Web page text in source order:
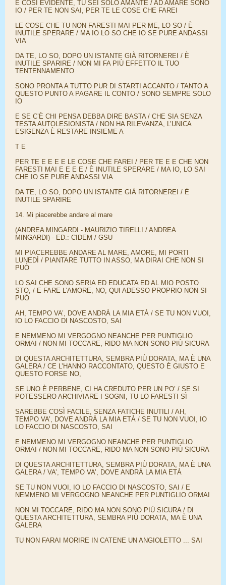
È COSÌ EVIDENTE, TU SEI SOLO AMANTE / AD AMARE SONO
IO / PER TE NON SAI, PER TE LE COSE CHE FAREI
LE COSE CHE TU NON FARESTI MAI PER ME, LO SO / È
INUTILE SPERARE / MA IO LO SO CHE IO SE PURE ANDASSI
VIA
DA TE, LO SO, DOPO UN ISTANTE GIÀ RITORNEREI / È
INUTILE SPARIRE / NON MI FA PIÙ EFFETTO IL TUO
TENTENNAMENTO
SONO PRONTA A TUTTO PUR DI STARTI ACCANTO / TANTO A
QUESTO PUNTO A PAGARE IL CONTO / SONO SEMPRE SOLO
IO
E SE C’È CHI PENSA DEBBA DIRE BASTA / CHE SIA SENZA
TESTA AUTOLESIONISTA / NON HA RILEVANZA, L’UNICA
ESIGENZA È RESTARE INSIEME A
T E
PER TE E E E E LE COSE CHE FAREI / PER TE E E CHE NON
FARESTI MAI E E E E / È INUTILE SPERARE / MA IO, LO SAI
CHE IO SE PURE ANDASSI VIA
DA TE, LO SO, DOPO UN ISTANTE GIÀ RITORNEREI / È
INUTILE SPARIRE
14. Mi piacerebbe andare al mare
(ANDREA MINGARDI - MAURIZIO TIRELLI / ANDREA
MINGARDI) - ED.: CIDEM / GSU
MI PIACEREBBE ANDARE AL MARE, AMORE, MI PORTI
LUNEDÌ / PIANTARE TUTTO IN ASSO, MA DIRAI CHE NON SI
PUÒ
LO SAI CHE SONO SERIA ED EDUCATA ED AL MIO POSTO
STO, / E FARE L’AMORE, NO, QUI ADESSO PROPRIO NON SI
PUÒ
AH, TEMPO VA’, DOVE ANDRÀ LA MIA ETÀ / SE TU NON VUOI,
IO LO FACCIO DI NASCOSTO, SAI
E NEMMENO MI VERGOGNO NEANCHE PER PUNTIGLIO
ORMAI / NON MI TOCCARE, RIDO MA NON SONO PIÙ SICURA
DI QUESTA ARCHITETTURA, SEMBRA PIÙ DORATA, MA È UNA
GALERA / CE L’HANNO RACCONTATO, QUESTO È GIUSTO E
QUESTO FORSE NO,
SE UNO È PERBENE, CI HA CREDUTO PER UN PO’ / SE SI
POTESSERO ARCHIVIARE I SOGNI, TU LO FARESTI SÌ
SAREBBE COSÌ FACILE, SENZA FATICHE INUTILI / AH,
TEMPO VA’, DOVE ANDRÀ LA MIA ETÀ / SE TU NON VUOI, IO
LO FACCIO DI NASCOSTO, SAI
E NEMMENO MI VERGOGNO NEANCHE PER PUNTIGLIO
ORMAI / NON MI TOCCARE, RIDO MA NON SONO PIÙ SICURA
DI QUESTA ARCHITETTURA, SEMBRA PIÙ DORATA, MA È UNA
GALERA / VA’, TEMPO VA’, DOVE ANDRÀ LA MIA ETÀ
SE TU NON VUOI, IO LO FACCIO DI NASCOSTO, SAI / E
NEMMENO MI VERGOGNO NEANCHE PER PUNTIGLIO ORMAI
NON MI TOCCARE, RIDO MA NON SONO PIÙ SICURA / DI
QUESTA ARCHITETTURA, SEMBRA PIÙ DORATA, MA È UNA
GALERA
TU NON FARAI MORIRE IN CATENE UN ANGIOLETTO ... SAI